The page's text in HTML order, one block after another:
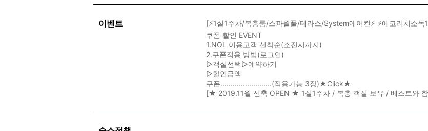
이벤트
[⚡1실1주차/복층룸/스파월풀/테라스/System에어컨⚡ ⚡에코리치소
쿠폰 할인 EVENT
1.NOL 이용고객 선착순(소진시까지)
2.쿠폰적용 방법(로그인)
▷객실선택▷예약하기
▷할인금액
쿠폰.........................(적용가능 3장)★Click★
[★ 2019.11월 신축 OPEN ★ 1실1주차 / 복층 객실 보유 / 베스트와